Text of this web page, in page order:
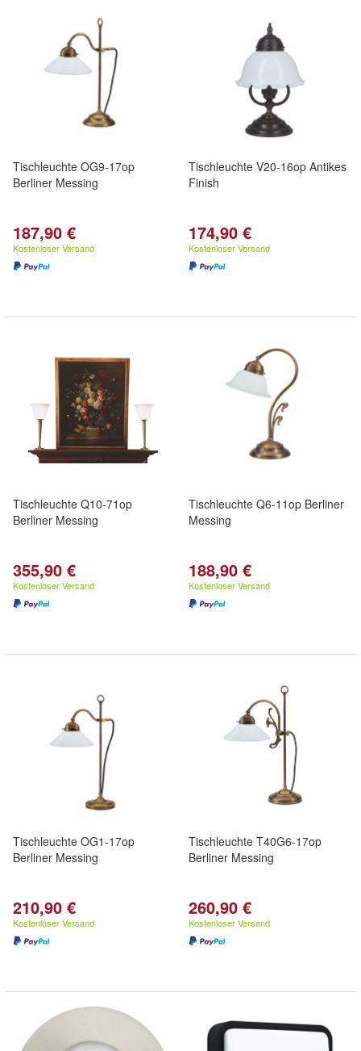
Tischleuchte OG9-17op
Berliner Messing
187,90 €
Kostenloser Versand
Tischleuchte V20-16op Antikes
Finish
174,90 €
Kostenloser Versand
Tischleuchte Q10-71op
Berliner Messing
355,90 €
Kostenloser Versand
Tischleuchte Q6-11op Berliner
Messing
188,90 €
Kostenloser Versand
Tischleuchte OG1-17op
Berliner Messing
210,90 €
Kostenloser Versand
Tischleuchte T40G6-17op
Berliner Messing
260,90 €
Kostenloser Versand